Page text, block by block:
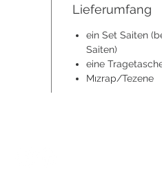
Lieferumfang
ein Set Saiten
Saiten)
eine
Mızrap/Tezene